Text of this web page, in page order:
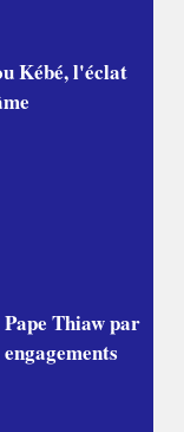
Kébé, l'éclat
Thiaw par